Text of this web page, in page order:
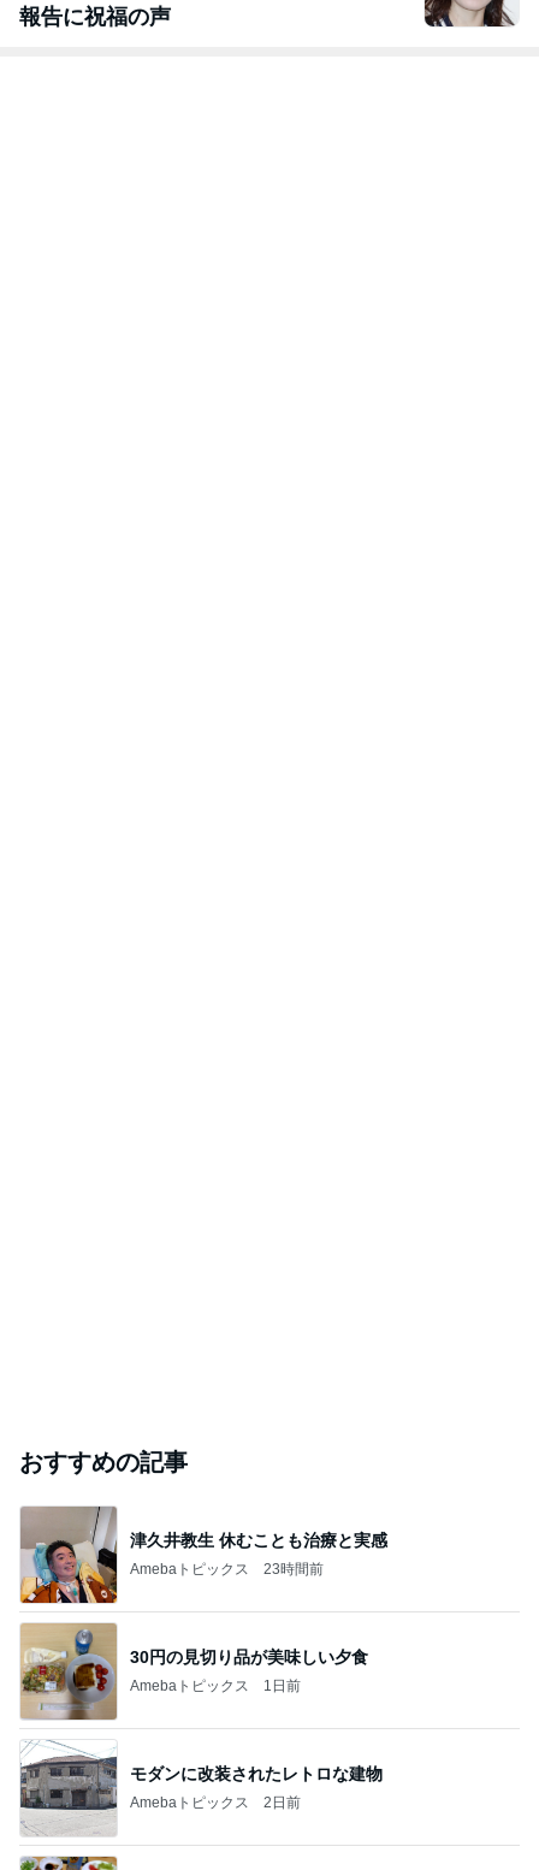
報告に祝福の声
おすすめの記事
津久井教生 休むことも治療と実感
Amebaトピックス 23時間前
30円の見切り品が美味しい夕食
Amebaトピックス 1日前
モダンに改装されたレトロな建物
Amebaトピックス 2日前